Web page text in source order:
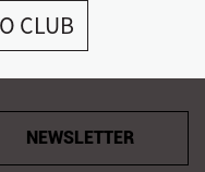
CLUB
NEWSLETTER